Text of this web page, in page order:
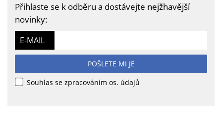
Přihlaste se k odběru a dostávejte nejžhavější
novinky:
E-MAIL
POŠLETE MI JE
Souhlas se zpracováním os. údajů